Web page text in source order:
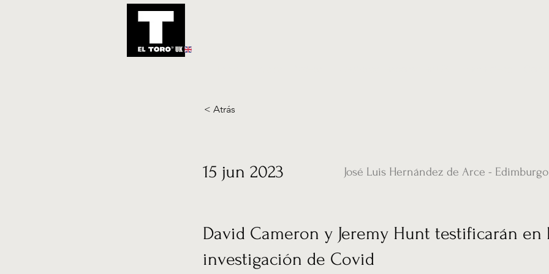
UK
< Atrás
15 jun 2023 José Luis Hernández de Arce - Edimburgo
David Cameron y Jeremy Hunt testificarán en
investigación de Covid